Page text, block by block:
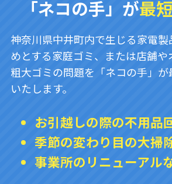
「ネコの手」が最
神奈川県中井町内で生じる家電
めとする家庭ゴミ、または店舗や
粗大ゴミの問題を「ネコの手」
いたします。
お引越しの際の不用品
季節の変わり目の大掃
事業所のリニューアル